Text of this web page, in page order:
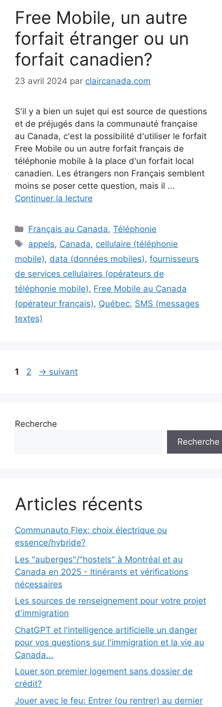
Free Mobile, un autre
forfait étranger ou un
forfait canadien?
23 avril 2024 par claircanada.com
S'il y a bien un sujet qui est source de questions
et de préjugés dans la communauté française
au Canada, c'est la possibilité d'utiliser le forfait
Free Mobile ou un autre forfait français de
téléphonie mobile à la place d'un forfait local
canadien. Les étrangers non Français semblent
moins se poser cette question, mais il ...
Continuer la lecture
Catégories
Français au Canada,Téléphonie
Étiquettes
appels, Canada, cellulaire (téléphonie
mobile), data (données mobiles), fournisseurs
de services cellulaires (opérateurs de
téléphonie mobile), Free Mobile au Canada
(opérateur français), Québec, SMS (messages
textes)
Page
1 Page
2 → suivant
Recherche
Recherche
Articles récents
Communauto Flex: choix électrique ou
essence/hybride?
Les "auberges"/"hostels" à Montréal et au
Canada en 2025 - Itinérants et vérifications
nécessaires
Les sources de renseignement pour votre projet
d'immigration
ChatGPT et l'intelligence artificielle un danger
pour vos questions sur l'immigration et la vie au
Canada...
Louer son premier logement sans dossier de
crédit?
Jouer avec le feu: Entrer (ou rentrer) au dernier